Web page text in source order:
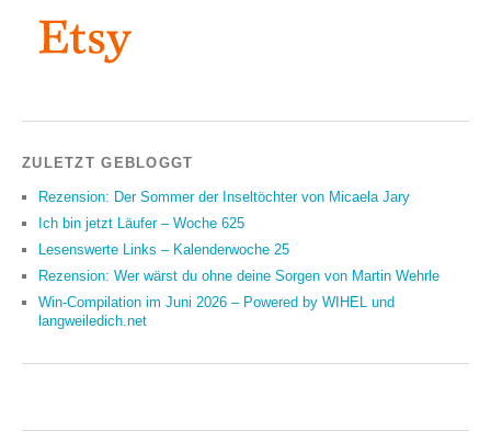
ZULETZT GEBLOGGT
Rezension: Der Sommer der Inseltöchter von Micaela Jary
Ich bin jetzt Läufer – Woche 625
Lesenswerte Links – Kalenderwoche 25
Rezension: Wer wärst du ohne deine Sorgen von Martin Wehrle
Win-Compilation im Juni 2026 – Powered by WIHEL und
langweiledich.net